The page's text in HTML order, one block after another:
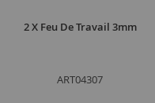
2 X Feu De Travail 3mm
ART04307